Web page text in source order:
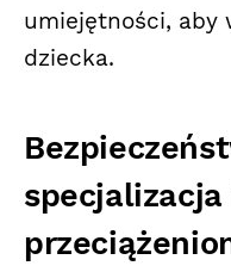
umiejętności, aby
dziecka.